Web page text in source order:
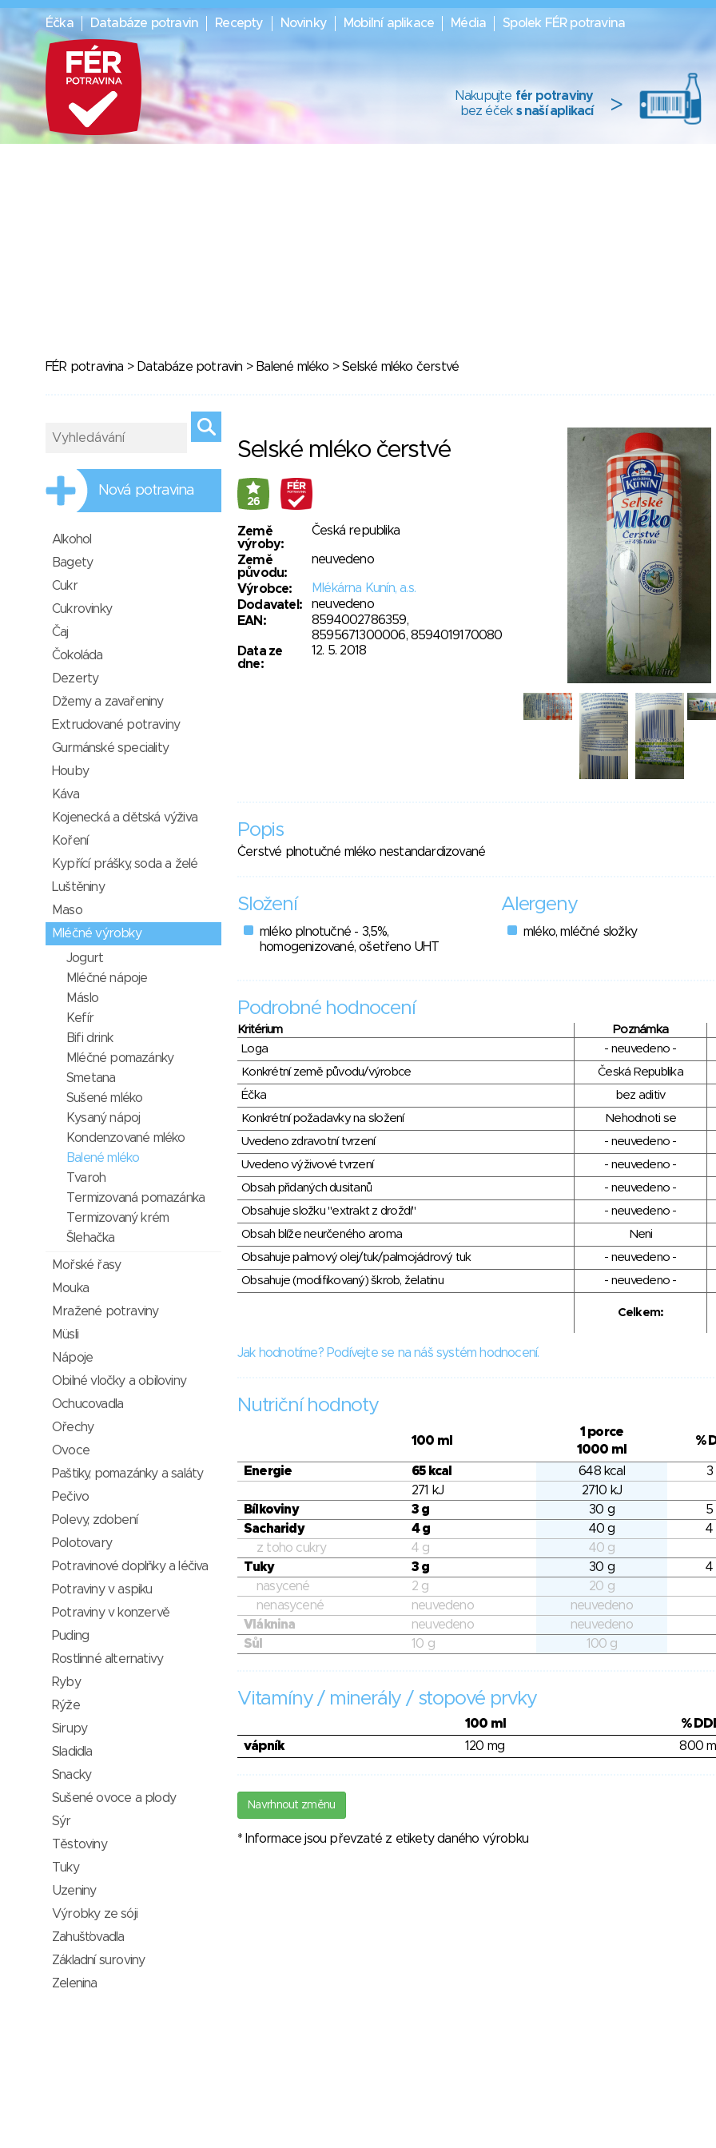
Éčka Databáze potravin Recepty Novinky Mobilní aplikace Média Spolek FÉR potravina
Nakupujte fér potraviny
bez éček s naší aplikací >
FÉR potravina > Databáze potravin > Balené mléko > Selské mléko čerstvé
Selské mléko čerstvé
26
Země
výroby:
Česká republika
Země
původu:
neuvedeno
Výrobce:
Mlékárna Kunín, a.s.
Dodavatel:
neuvedeno
EAN:
8594002786359,
8595671300006, 8594019170080
Data ze
dne:
12. 5. 2018
Popis
Čerstvé plnotučné mléko nestandardizované
Složení
mléko plnotučné - 3,5%,
homogenizované, ošetřeno UHT
Alergeny
mléko, mléčné složky
Podrobné hodnocení
Kritérium Poznámka
Loga
- neuvedeno -
Konkrétní země původu/výrobce
Česká Republika
Éčka
bez aditiv
Konkrétní požadavky na složení
Nehodnoti se
Uvedeno zdravotní tvrzení
- neuvedeno -
Uvedeno výživové tvrzení
- neuvedeno -
Obsah přidaných dusitanů
- neuvedeno -
Obsahuje složku "extrakt z droždí"
- neuvedeno -
Obsah blíže neurčeného aroma
Neni
Obsahuje palmový olej/tuk/palmojádrový tuk
- neuvedeno -
Obsahuje (modifikovaný) škrob, želatinu
- neuvedeno -
Celkem:
Jak hodnotíme? Podívejte se na náš systém hodnocení.
Nutriční hodnoty
100 ml
1 porce
1000 ml
%
Energie 65 kcal 648 kcal
3
271 kJ
2710 kJ
Bílkoviny
3 g 30 g
5
Sacharidy
4 g 40 g
4
z toho cukry
4 g
40 g
Tuky
3 g 30 g
4
nasycené
2 g
20 g
nenasycené
neuvedeno
neuvedeno
Vláknina
neuvedeno
neuvedeno
Sůl
10 g 100 g
Vitamíny / minerály / stopové prvky
100 ml
%
vápník
120 mg 800
Navrhnout změnu
* Informace jsou převzaté z etikety daného výrobku
Nová potravina
Alkohol
Bagety
Cukr
Cukrovinky
Čaj
Čokoláda
Dezerty
Džemy a zavařeniny
Extrudované potraviny
Gurmánské speciality
Houby
Káva
Kojenecká a dětská výživa
Koření
Kypřící prášky, soda a želé
Luštěniny
Maso
Mléčné výrobky
Jogurt
Mléčné nápoje
Máslo
Kefír
Bifi drink
Mléčné pomazánky
Smetana
Sušené mléko
Kysaný nápoj
Kondenzované mléko
Balené mléko
Tvaroh
Termizovaná pomazánka
Termizovaný krém
Šlehačka
Mořské řasy
Mouka
Mražené potraviny
Müsli
Nápoje
Obilné vločky a obiloviny
Ochucovadla
Ořechy
Ovoce
Paštiky, pomazánky a saláty
Pečivo
Polevy, zdobení
Polotovary
Potravinové doplňky a léčiva
Potraviny v aspiku
Potraviny v konzervě
Puding
Rostlinné alternativy
Ryby
Rýže
Sirupy
Sladidla
Snacky
Sušené ovoce a plody
Sýr
Těstoviny
Tuky
Uzeniny
Výrobky ze sóji
Zahušťovadla
Základní suroviny
Zelenina